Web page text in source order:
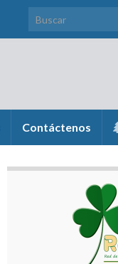
Search for:
Contáctenos